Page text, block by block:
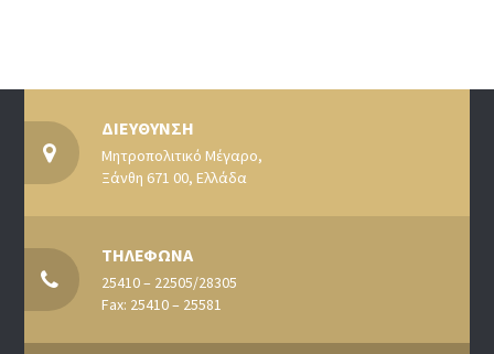
ΔΙΕΥΘΥΝΣΗ
Μητροπολιτικό Μέγαρο,
Ξάνθη 671 00, Ελλάδα
ΤΗΛΕΦΩΝΑ
25410 – 22505/28305
Fax: 25410 – 25581